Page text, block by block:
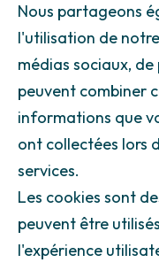
Nous partageons
l'utilisation de
médias sociaux,
peuvent combiner
informations que
ont collectées lors
services.
Les cookies sont
peuvent être
l'expérience